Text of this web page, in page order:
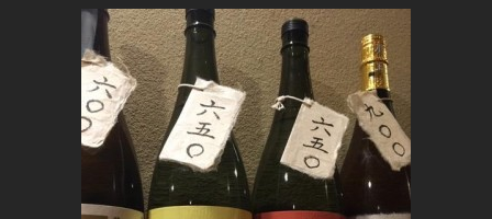
c
e
o
o
k
tt
er
e